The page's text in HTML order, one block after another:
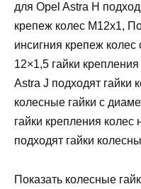
для Opel Astra H
крепеж колес М12х1,
инсигния крепеж
12×1,5 гайки
Astra J подходят гайки
колесные гайки с
гайки крепления
подходят гайки
Показать колесные